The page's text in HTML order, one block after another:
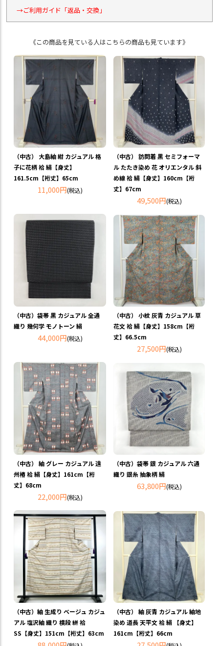
→ご利用ガイド「返品・交換」
《この商品を見ている人はこちらの商品も見ています》
（中古） 大島紬 紺 カジュアル 格
子に花柄 袷 絹【身丈】
161.5cm【裄丈】65cm
11,000円(税込)
（中古） 訪問着 黒 セミフォーマ
ル たたき染め 花 オリエンタル 斜
め線 袷 絹【身丈】160cm【裄
丈】67cm
49,500円(税込)
（中古）袋帯 黒 カジュアル 全通
織り 幾何学 モノトーン 絹
44,000円(税込)
（中古） 小紋 灰青 カジュアル 草
花文 袷 絹【身丈】158cm【裄
丈】66.5cm
27,500円(税込)
（中古） 紬 グレー カジュアル 遠
州椿 袷 絹【身丈】161cm【裄
丈】68cm
22,000円(税込)
（中古）袋帯 銀 カジュアル 六通
織り 銀糸 抽象柄 絹
63,800円(税込)
（中古）紬 生成り ベージュ カジュ
アル 塩沢紬 織り 横段 絣 袷
SS【身丈】151cm【裄丈】63cm
（中古） 紬 灰青 カジュアル 紬地
染め 道長 天平文 袷 絹 【身丈】
161cm【裄丈】66cm